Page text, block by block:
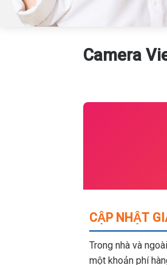
Camera
CẬP NHẬT
Trong nhà và
một khoản phí